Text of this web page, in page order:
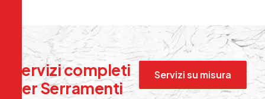
ervizicompleti
erSerramenti
Servizi su misura